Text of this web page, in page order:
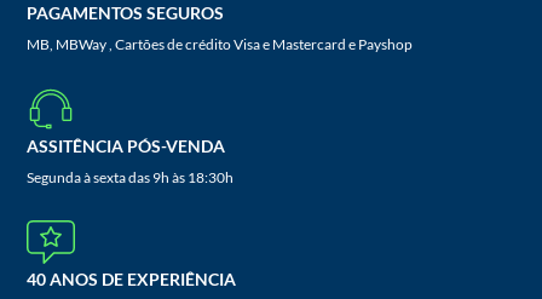
PAGAMENTOS SEGUROS
MB, MBWay , Cartões de crédito Visa e Mastercard e Payshop
ASSITÊNCIA PÓS-VENDA
Segunda à sexta das 9h às 18:30h
40 ANOS DE EXPERIÊNCIA